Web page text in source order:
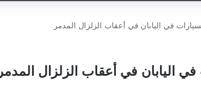
في اليابان في أعقاب الزلزال المدمر
اليابان في أعقاب الزلزال المدمر